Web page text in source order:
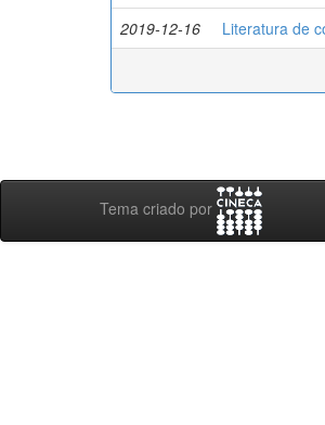
2019-12-16 Literatura de
Tema criado por